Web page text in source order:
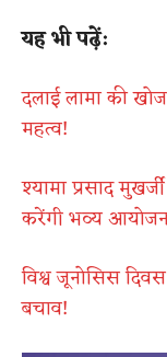
यह भी पढ़ें:
दलाई लामा की
महत्व!
श्यामा प्रसाद
करेंगी भव्य
विश्व जूनोसिस
बचाव!